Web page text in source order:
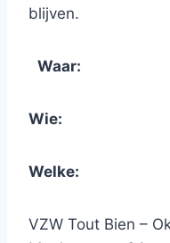
blijven.
Waar:
Wie:
Welke:
VZW Tout Bien –